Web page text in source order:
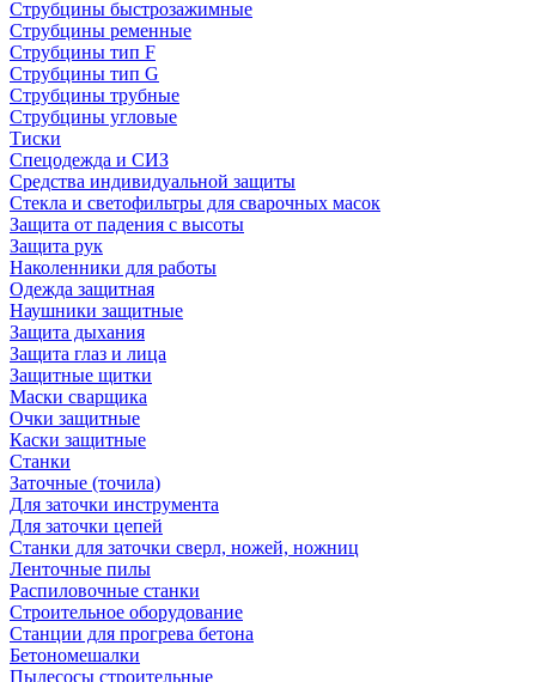
Струбцины быстрозажимные
Струбцины ременные
Струбцины тип F
Струбцины тип G
Струбцины трубные
Струбцины угловые
Тиски
Спецодежда и СИЗ
Средства индивидуальной защиты
Стекла и светофильтры для сварочных масок
Защита от падения с высоты
Защита рук
Наколенники для работы
Одежда защитная
Наушники защитные
Защита дыхания
Защита глаз и лица
Защитные щитки
Маски сварщика
Очки защитные
Каски защитные
Станки
Заточные (точила)
Для заточки инструмента
Для заточки цепей
Станки для заточки сверл, ножей, ножниц
Ленточные пилы
Распиловочные станки
Строительное оборудование
Станции для прогрева бетона
Бетономешалки
Пылесосы строительные